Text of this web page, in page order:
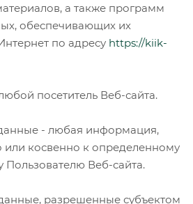
а также программ
обеспечивающих их
по адресу https://kiik-
посетитель Веб-сайта.
- любая информация,
косвенно к определенному
Веб-сайта.
разрешенные субъектом